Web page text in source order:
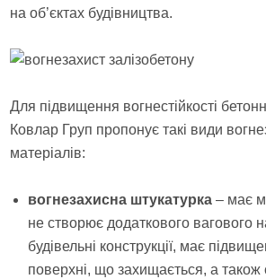
на об’єктах будівництва.
Для підвищення вогнестійкості
Ковлар Груп пропонує такі види
матеріалів:
вогнезахисна штукатурка – має
не створює додаткового вагового
будівельні конструкції, має
поверхні, що захищається, а